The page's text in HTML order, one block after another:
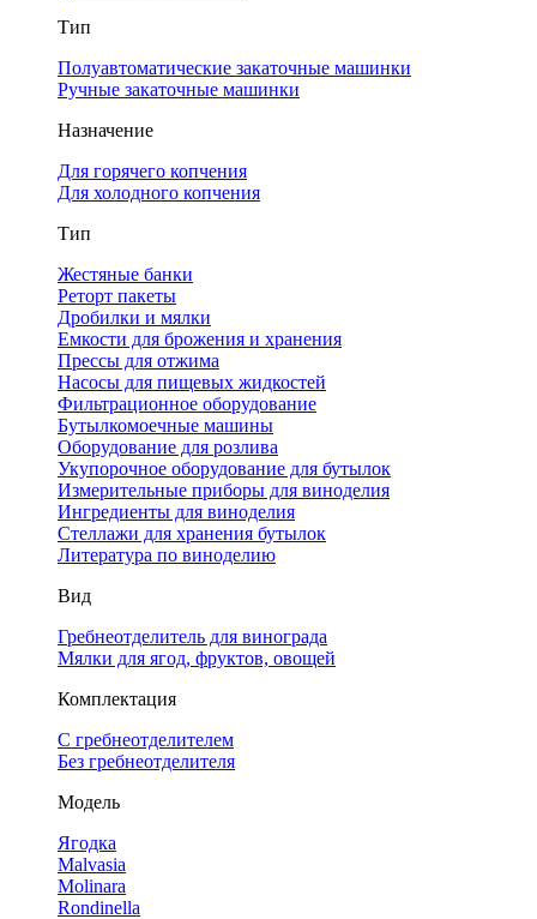
Тип
Полуавтоматические закаточные машинки
Ручные закаточные машинки
Назначение
Для горячего копчения
Для холодного копчения
Тип
Жестяные банки
Реторт пакеты
Дробилки и мялки
Емкости для брожения и хранения
Прессы для отжима
Насосы для пищевых жидкостей
Фильтрационное оборудование
Бутылкомоечные машины
Оборудование для розлива
Укупорочное оборудование для бутылок
Измерительные приборы для виноделия
Ингредиенты для виноделия
Стеллажи для хранения бутылок
Литература по виноделию
Вид
Гребнеотделитель для винограда
Мялки для ягод, фруктов, овощей
Комплектация
С гребнеотделителем
Без гребнеотделителя
Модель
Ягодка
Malvasia
Molinara
Rondinella